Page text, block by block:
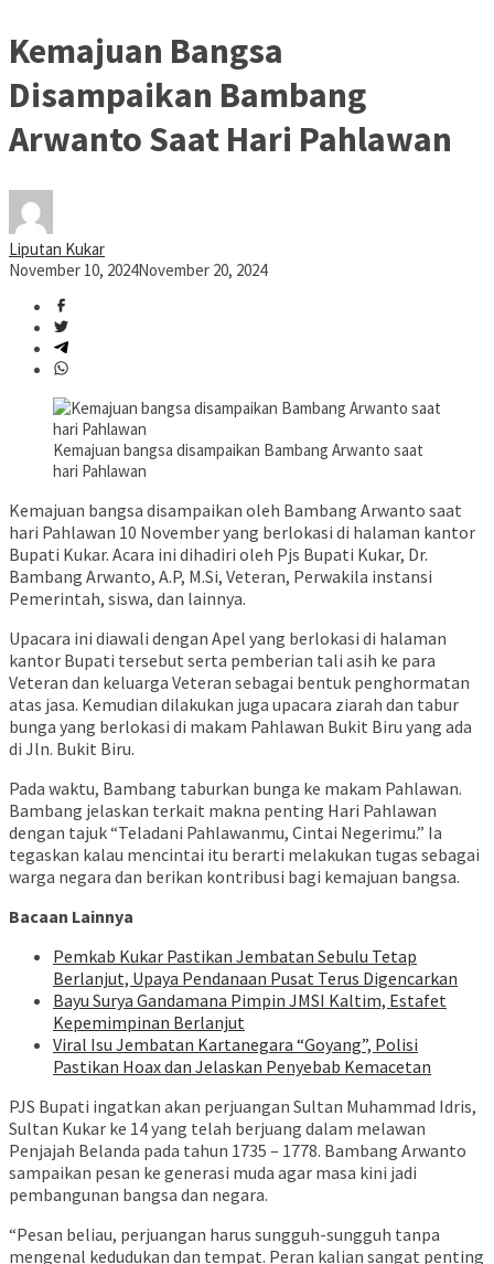
Kemajuan Bangsa
Disampaikan Bambang
Arwanto Saat Hari Pahlawan
Liputan Kukar
November 10, 2024November 20, 2024
Kemajuan bangsa disampaikan Bambang Arwanto saat
hari Pahlawan
Kemajuan bangsa disampaikan oleh Bambang Arwanto saat
hari Pahlawan 10 November yang berlokasi di halaman kantor
Bupati Kukar. Acara ini dihadiri oleh Pjs Bupati Kukar, Dr.
Bambang Arwanto, A.P, M.Si, Veteran, Perwakila instansi
Pemerintah, siswa, dan lainnya.
Upacara ini diawali dengan Apel yang berlokasi di halaman
kantor Bupati tersebut serta pemberian tali asih ke para
Veteran dan keluarga Veteran sebagai bentuk penghormatan
atas jasa. Kemudian dilakukan juga upacara ziarah dan tabur
bunga yang berlokasi di makam Pahlawan Bukit Biru yang ada
di Jln. Bukit Biru.
Pada waktu, Bambang taburkan bunga ke makam Pahlawan.
Bambang jelaskan terkait makna penting Hari Pahlawan
dengan tajuk “Teladani Pahlawanmu, Cintai Negerimu.” Ia
tegaskan kalau mencintai itu berarti melakukan tugas sebagai
warga negara dan berikan kontribusi bagi kemajuan bangsa.
Bacaan Lainnya
Pemkab Kukar Pastikan Jembatan Sebulu Tetap
Berlanjut, Upaya Pendanaan Pusat Terus Digencarkan
Bayu Surya Gandamana Pimpin JMSI Kaltim, Estafet
Kepemimpinan Berlanjut
Viral Isu Jembatan Kartanegara “Goyang”, Polisi
Pastikan Hoax dan Jelaskan Penyebab Kemacetan
PJS Bupati ingatkan akan perjuangan Sultan Muhammad Idris,
Sultan Kukar ke 14 yang telah berjuang dalam melawan
Penjajah Belanda pada tahun 1735 – 1778. Bambang Arwanto
sampaikan pesan ke generasi muda agar masa kini jadi
pembangunan bangsa dan negara.
“Pesan beliau, perjuangan harus sungguh-sungguh tanpa
mengenal kedudukan dan tempat. Peran kalian sangat penting